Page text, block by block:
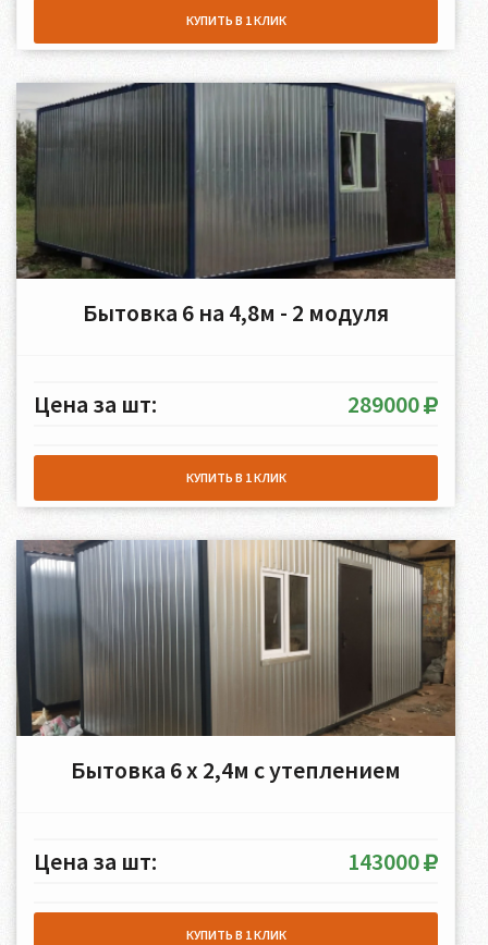
КУПИТЬ В 1 КЛИК
Бытовка 6 на 4,8м - 2 модуля
Цена за шт: 289000
КУПИТЬ В 1 КЛИК
Бытовка 6 х 2,4м c утеплением
Цена за шт: 143000
КУПИТЬ В 1 КЛИК